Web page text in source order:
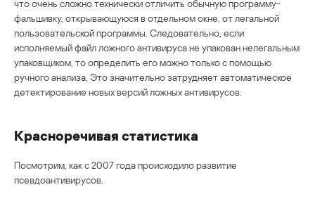
что очень сложно технически отличить обычную программу-
фальшивку, открывающуюся в отдельном окне, от легальной
пользовательской программы. Следовательно, если
исполняемый файл ложного антивируса не упакован нелегальным
упаковщиком, то определить его можно только с помощью
ручного анализа. Это значительно затрудняет автоматическое
детектирование новых версий ложных антивирусов.
Красноречивая статистика
Посмотрим, как с 2007 года происходило развитие
псевдоантивирусов.